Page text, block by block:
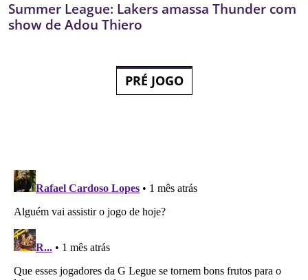
Summer League: Lakers amassa Thunder com
show de Adou Thiero
PRÉ JOGO